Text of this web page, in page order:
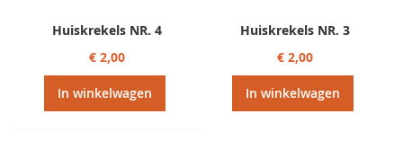
Huiskrekels NR. 4
€ 2,00
In winkelwagen
Huiskrekels NR. 3
€ 2,00
In winkelwagen